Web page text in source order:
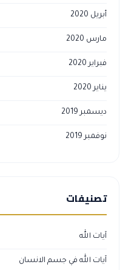
أبريل 2020
مارس 2020
فبراير 2020
يناير 2020
ديسمبر 2019
نوفمبر 2019
تصنيفات
آيات الله
آيات الله في جسم الانسان